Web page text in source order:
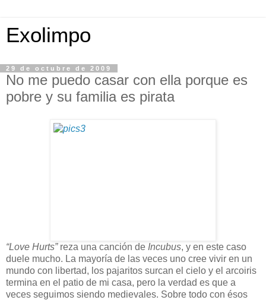
Exolimpo
29 de octubre de 2009
No me puedo casar con ella porque es
pobre y su familia es pirata
“Love Hurts”reza una canción de Incubus, y en este caso
duele mucho. La mayoría de las veces uno cree vivir en un
mundo con libertad, los pajaritos surcan el cielo y el arcoiris
termina en el patio de mi casa, pero la verdad es que a
veces seguimos siendo medievales. Sobre todo con ésos